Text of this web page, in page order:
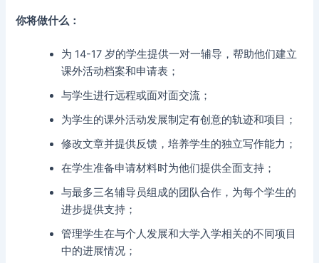
你将做什么：
为 14-17 岁的学生提供一对一辅导，帮助他们建立
课外活动档案和申请表；
与学生进行远程或面对面交流；
为学生的课外活动发展制定有创意的轨迹和项目；
修改文章并提供反馈，培养学生的独立写作能力；
在学生准备申请材料时为他们提供全面支持；
与最多三名辅导员组成的团队合作，为每个学生的
进步提供支持；
管理学生在与个人发展和大学入学相关的不同项目
中的进展情况；